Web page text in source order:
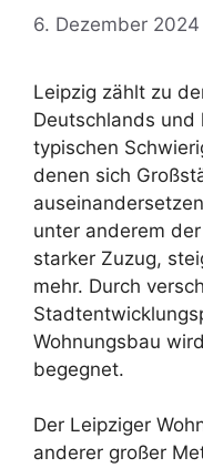
6. Dezember 2024
Leipzig zählt zu
Deutschlands und
typischen
denen sich
unter anderem
starker Zuzug,
mehr. Durch
Wohnungsbau
begegnet.
Der Leipziger
anderer großer